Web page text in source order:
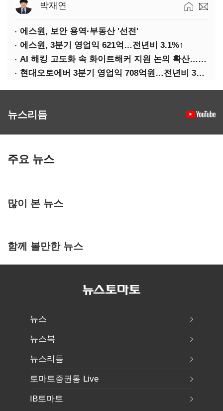
박재연
에스원, 보안 용역·부동산 '선전'
에스원, 3분기 영업익 621억…전년비 3.1%↑
AI 해킹 고도화 속 화이트해커 지원 논의 확산…'버그바운티' 재조명
현대오토에버 3분기 영업익 708억원…전년비 34.8%↑
뉴스리듬
주요 뉴스
많이 본 뉴스
함께 볼만한 뉴스
뉴스
뉴스북
뉴스리듬
토마토증권통 Live
IB토마토